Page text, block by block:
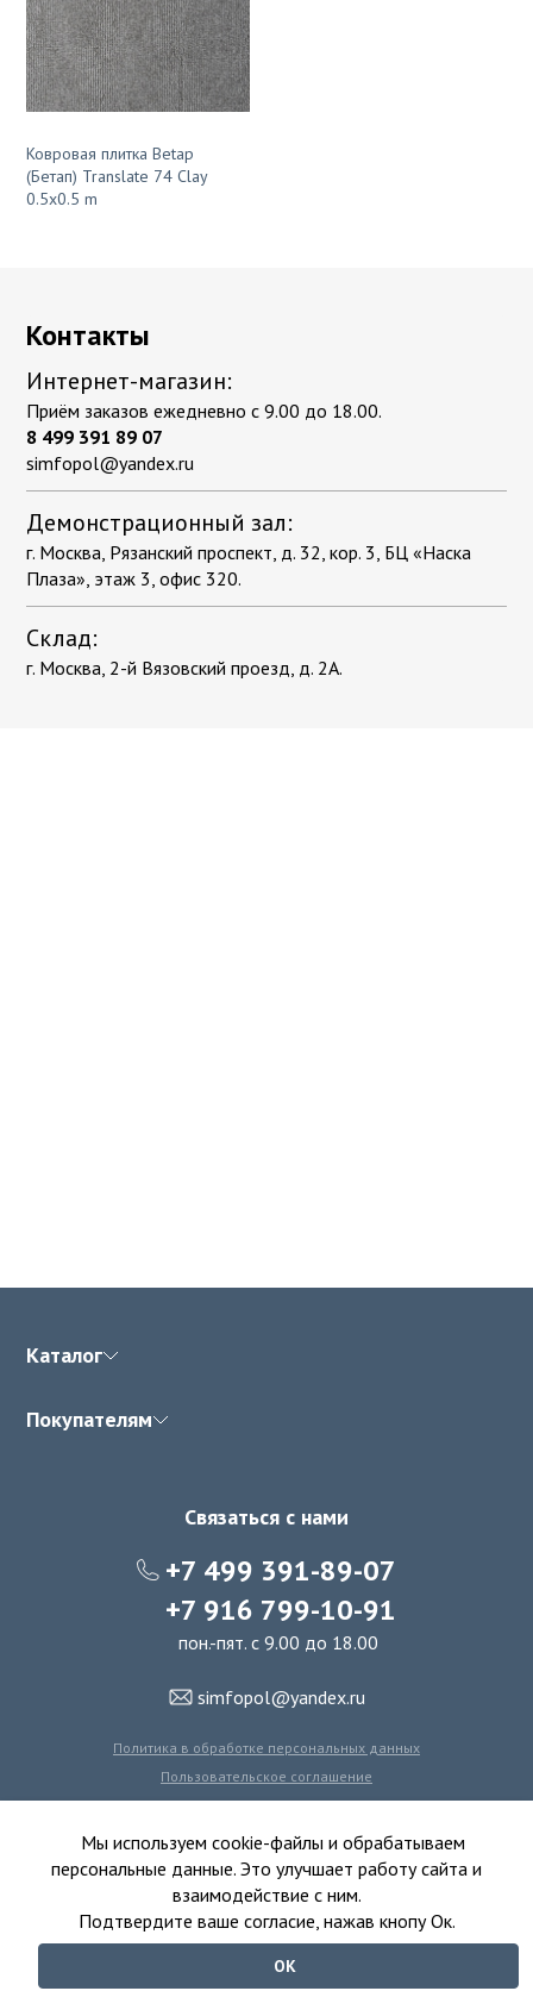
Ковровая плитка Betap
(Бетап) Translate 74 Clay
0.5x0.5 m
Контакты
Интернет-магазин:
Приём заказов ежедневно с 9.00 до 18.00.
8 499 391 89 07
simfopol@yandex.ru
Демонстрационный зал:
г. Москва, Рязанский проспект, д. 32, кор. 3, БЦ «Наска
Плаза», этаж 3, офис 320.
Склад:
г. Москва, 2-й Вязовский проезд, д. 2А.
Каталог
Покупателям
Связаться с нами
+7 499 391-89-07
+7 916 799-10-91
пон.-пят. с 9.00 до 18.00
simfopol@yandex.ru
Политика в обработке персональных данных
Пользовательское соглашение
Политика использования файлов cookie
© 2016-2026 Симфония Пола - интернет-магазин
ковролина, линолеума, виниловых полов и ковровой плитки.
Мы используем cookie-файлы и обрабатываем
персональные данные. Это улучшает работу сайта и
взаимодействие с ним.
Подтвердите ваше согласие, нажав кнопу Ок.
ОК